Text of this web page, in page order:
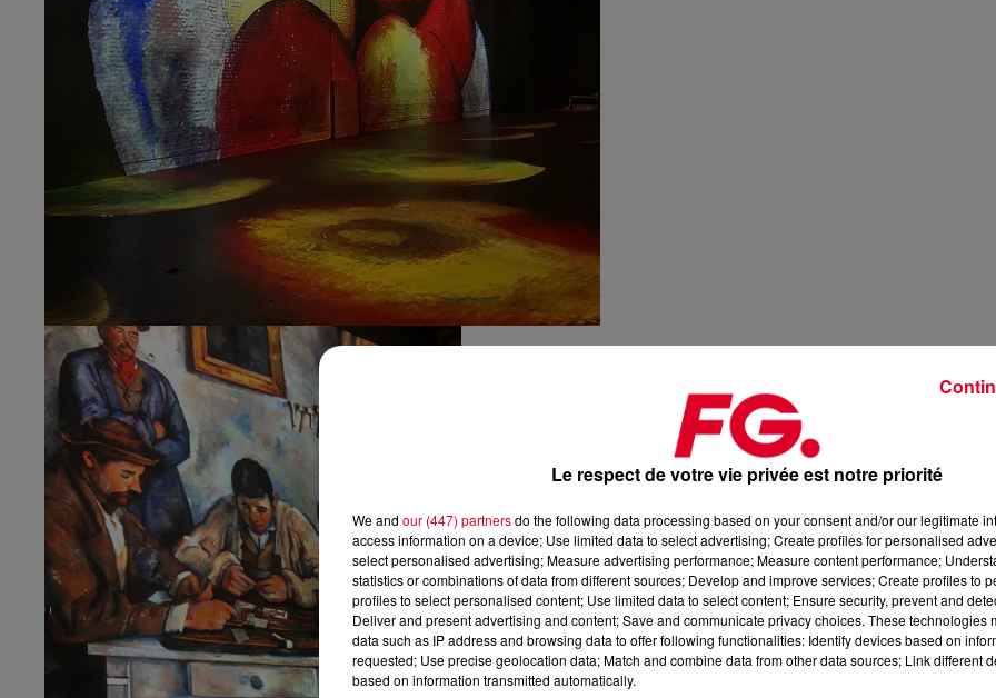
Le respect de votre vie privée est notre priorité
We and our (447) partnersdo the following data processing based on your consent and/or our legitimate
access information on a device; Use limited data to select advertising; Create profiles for personalised
select personalised advertising; Measure advertising performance; Measure content performance;
statistics or combinations of data from different sources; Develop and improve services; Create profiles to
profiles to select personalised content; Use limited data to select content; Ensure security, prevent and
Deliver and present advertising and content; Save and communicate privacy choices. These technologies
data such as IP address and browsing data to offer following functionalities: Identify devices based on
requested; Use precise geolocation data; Match and combine data from other data sources; Link different
based on information transmitted automatically.